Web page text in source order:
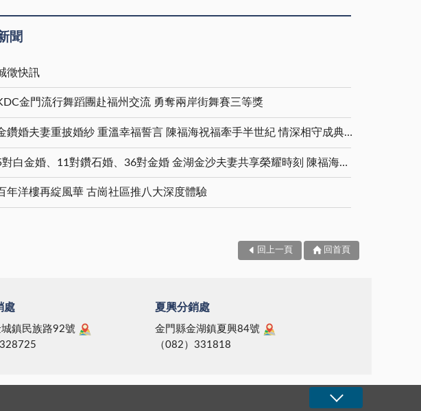
聞
徵快訊
金門流行舞蹈團赴福州交流 勇奪兩岸街舞賽三等獎
金鑽婚夫妻重披婚紗 重溫幸福誓言 陳福海祝福牽手半世紀 情深相守成典範
5對白金婚、11對鑽石婚、36對金婚 金湖金沙夫妻共享榮耀時刻 陳福海表揚金鑽婚夫妻 向半世紀相守家庭典範致敬
年洋樓再綻風華 古崗社區推八大深度體驗
回上一頁 回首頁
處
鎮民族路92號
夏興分銷處
金門縣金湖鎮夏興84號
（082）331818